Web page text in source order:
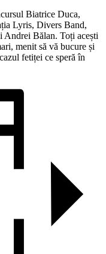
Biatrice Duca,
Lyris, Divers Band,
Andrei Bălan. Toți acești
menit să vă bucure și
fetiței ce speră în